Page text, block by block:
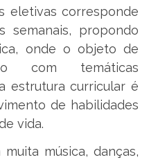
eletivas corresponde
semanais, propondo
onde o objeto de
com temáticas
estrutura curricular é
de habilidades
vida.
música, danças,